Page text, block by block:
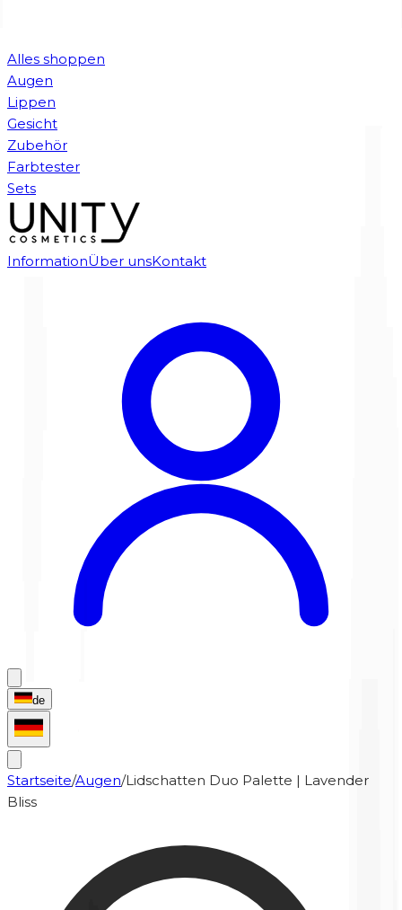
Alles shoppen
Augen
Lippen
Gesicht
Zubehör
Farbtester
Sets
InformationÜber unsKontakt
de
Startseite/Augen/Lidschatten Duo Palette | Lavender
Bliss